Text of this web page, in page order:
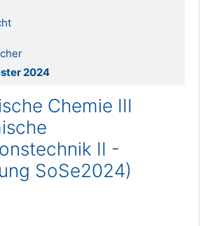
2024
Chemie III
II -
SoSe2024)